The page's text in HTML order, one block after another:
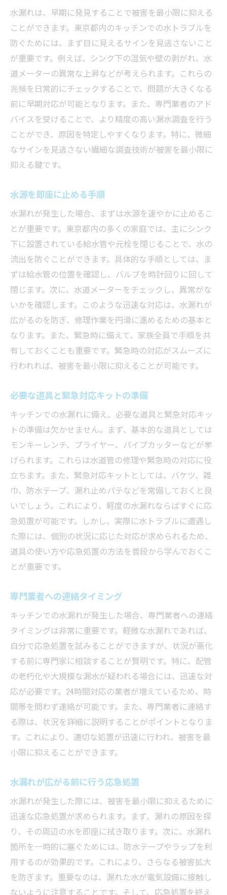
プロに依頼するメリットとは
専門家が使用する最新技術とは
一般家庭でもできる予備的処置
緊急対応後のフォローアップ方法
信頼できる専門業者の選び方
料金体系と見積もり確認のポイント
東京都での水トラブルを未然に防ぐためのキッ
チンメンテナンス
定期的な点検の重要性
キッチン周りの水回り設備の確認方法
専門家による定期メンテナンスの必要性
メンテナンス履歴を記録する利点
長期的な維持費を削減する方法
水漏れの初期発見が鍵！東京都での水トラブル
防止法
水漏れの初期兆候を見逃さないコツ
日常生活でできる水漏れチェック
音や臭いで異常を察知する方法
初期段階での水漏れ対策ツール
家庭内での意識向上の重要性
水トラブルの予兆を早期発見する訓練法
のチェックポイント
迅速対応を可能にする準備リスト
水漏れ箇所を特定する手順
適切な修理方法の選択基準
修理時に注意すべき安全対策
水漏れ後の掃除と消毒の方法
再発防止のための最終確認項目
プロが教える東京都内での水トラブル再発防止
策
再発防止のためのチェックリスト
水漏れリスクを高める要因の解消
再発防止のための最新技術とは
家庭内での水トラブル意識の向上
地域特性を考慮した再発防止策
東京都での水漏れ問題に備えるための日常メン
テナンスの重要性
日常的にできる簡単なメンテナンス
メンテナンス計画の立て方
異常を早期発見するための日々の習慣
日常メンテナンスで使用するおすすめ道具
水トラブルの予防に貢献する製品紹介
水漏れ予防策
水漏れを未然に防ぐためのポイント
予防策としての最新技術導入の利点
キッチンリフォームでの予防策
地域特性を踏まえた予防策
水漏れ予防のための費用対効果分析
水漏れは、早期に発見することで被害を最小限に抑える
ことができます。東京都内のキッチンでの水トラブルを
防ぐためには、まず目に見えるサインを見逃さないこと
が重要です。例えば、シンク下の湿気や壁の剥がれ、水
道メーターの異常な上昇などが考えられます。これらの
兆候を日常的にチェックすることで、問題が大きくなる
前に早期対応が可能となります。また、専門業者のアド
バイスを受けることで、より精度の高い漏水調査を行う
ことができ、原因を特定しやすくなります。特に、微細
なサインを見逃さない繊細な調査技術が被害を最小限に
抑える鍵です。
水源を即座に止める手順
水漏れが発生した場合、まずは水源を速やかに止めるこ
とが重要です。東京都内の多くの家庭では、主にシンク
下に設置されている給水管や元栓を閉じることで、水の
流出を防ぐことができます。具体的な手順としては、ま
ずは給水管の位置を確認し、バルブを時計回りに回して
閉じます。次に、水道メーターをチェックし、異常がな
いかを確認します。このような迅速な対応は、水漏れが
広がるのを防ぎ、修理作業を円滑に進めるための基本と
なります。また、緊急時に備えて、家族全員で手順を共
有しておくことも重要です。緊急時の対応がスムーズに
行われれば、被害を最小限に抑えることが可能です。
必要な道具と緊急対応キットの準備
キッチンでの水漏れに備え、必要な道具と緊急対応キッ
トの準備は欠かせません。まず、基本的な道具としては
モンキーレンチ、プライヤー、パイプカッターなどが挙
げられます。これらは水道管の修理や緊急時の対応に役
立ちます。また、緊急対応キットとしては、バケツ、雑
巾、防水テープ、漏れ止めパテなどを常備しておくと良
いでしょう。これにより、軽度の水漏れならばすぐに応
急処置が可能です。しかし、実際に水トラブルに遭遇し
た際には、個別の状況に応じた対応が求められるため、
道具の使い方や応急処置の方法を普段から学んでおくこ
とが重要です。
専門業者への連絡タイミング
キッチンでの水漏れが発生した場合、専門業者への連絡
タイミングは非常に重要です。軽微な水漏れであれば、
自分で応急処置を試みることができますが、状況が悪化
する前に専門家に相談することが賢明です。特に、配管
の老朽化や大規模な漏水が疑われる場合には、迅速な対
応が必要です。24時間対応の業者が増えているため、時
間帯を問わず連絡が可能です。また、専門業者に連絡す
る際は、状況を詳細に説明することがポイントとなりま
す。これにより、適切な処置が迅速に行われ、被害を最
小限に抑えることができます。
水漏れが広がる前に行う応急処置
水漏れが発生した際には、被害を最小限に抑えるために
迅速な応急処置が求められます。まず、漏れの原因を探
り、その周辺の水を即座に拭き取ります。次に、水漏れ
箇所を一時的に塞ぐためには、防水テープやラップを利
用するのが効果的です。これにより、さらなる被害拡大
を防ぎます。重要なのは、漏れた水が電気設備に接触し
ないように注意することです。そして、応急処置を終え